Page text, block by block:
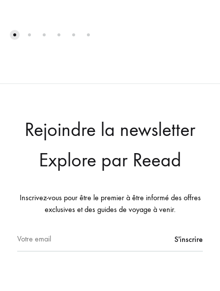
Rejoindre la newsletter
Explore par Reead
Inscrivez-vous pour être le premier à être informé des offres
exclusives et des guides de voyage à venir.